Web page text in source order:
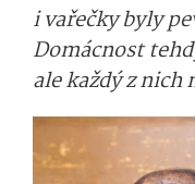
i vařečky byly
Domácnost
ale každý z nich